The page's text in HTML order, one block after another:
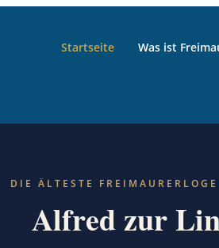
Startseite Was ist
DIE ÄLTESTE FREIMAURERLOGE
Alfred zur